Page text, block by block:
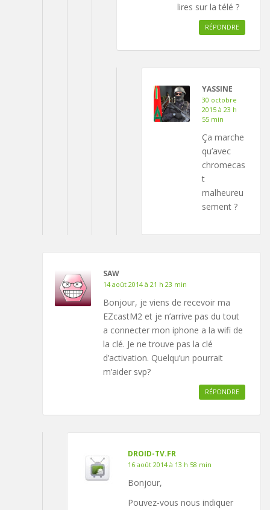
lires sur la télé ?
RÉPONDRE
YASSINE
30 octobre
2015 à 23 h
55 min
Ça marche
qu’avec
chromecas
t
malheureu
sement ?
SAW
14 août 2014 à 21 h 23 min
Bonjour, je viens de recevoir ma
EZcastM2 et je n’arrive pas du tout
a connecter mon iphone a la wifi de
la clé. Je ne trouve pas la clé
d’activation. Quelqu’un pourrait
m’aider svp?
RÉPONDRE
DROID-TV.FR
16 août 2014 à 13 h 58 min
Bonjour,
Pouvez-vous nous indiquer